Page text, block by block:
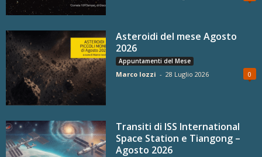
Asteroidi del mese Agosto
2026
Appuntamenti del Mese
Marco Iozzi - 28 Luglio 2026 0
Transiti di ISS International
Space Station e Tiangong –
Agosto 2026